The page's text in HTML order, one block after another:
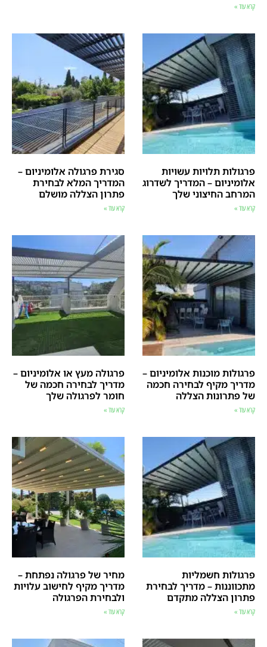
קרא עוד »
פרגולות תלויות עשויות
אלומיניום – המדריך לשדרוג
המרחב החיצוני שלך
קרא עוד »
סגירת פרגולה אלומיניום –
המדריך המלא לבחירת
פתרון הצללה מושלם
קרא עוד »
פרגולות מוכנות אלומיניום –
מדריך מקיף לבחירה חכמה
של פתרונות הצללה
קרא עוד »
פרגולה מעץ או אלומיניום –
מדריך לבחירה חכמה של
חומר לפרגולה שלך
קרא עוד »
פרגולות חשמליות
מתכווננות – מדריך לבחירת
פתרון הצללה מתקדם
קרא עוד »
מחיר של פרגולה נפתחת –
מדריך מקיף לחישוב עלויות
ולבחירת הפרגולה
קרא עוד »